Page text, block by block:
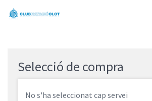
Selecció de compra
No s'ha seleccionat cap servei